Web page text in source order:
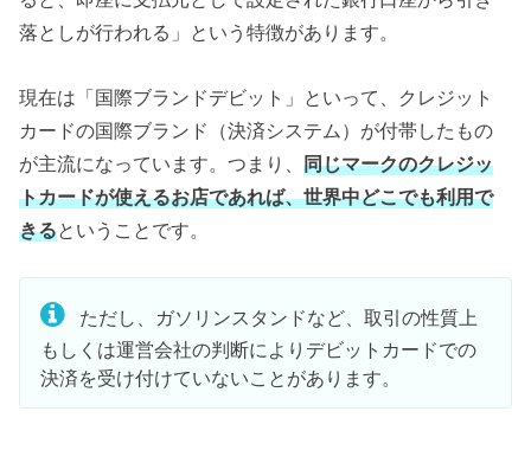
落としが行われる」という特徴があります。
現在は「国際ブランドデビット」といって、クレジット
カードの国際ブランド（決済システム）が付帯したもの
が主流になっています。つまり、同じマークのクレジッ
トカードが使えるお店であれば、世界中どこでも利用で
きるということです。
ただし、ガソリンスタンドなど、取引の性質上
もしくは運営会社の判断によりデビットカードでの
決済を受け付けていないことがあります。